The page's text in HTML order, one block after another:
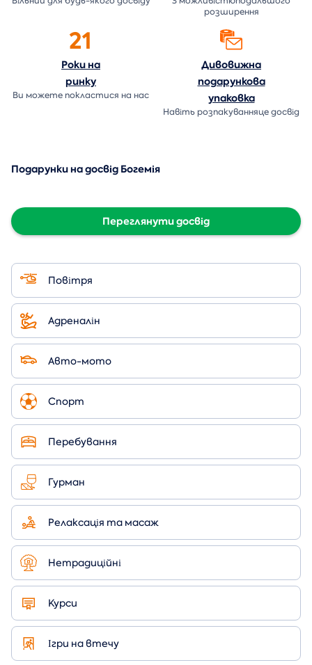
розширення
21
Роки на
ринку
Ви можете покластися на нас
Дивовижна
подарункова
упаковка
Навіть розпакуванняце досвід
Подарунки на досвід Богемія
Переглянути досвід
Повітря
Адреналін
Авто-мото
Спорт
Перебування
Гурман
Релаксація та масаж
Нетрадиційні
Курси
Ігри на втечу